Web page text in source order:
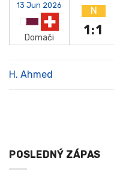
13 Jun 2026
Domači
N
1:1
H. Ahmed
POSLEDNÝ ZÁPAS